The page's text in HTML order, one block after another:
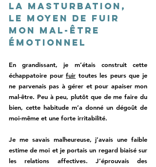
La masturbation,
le moyen de fuir
mon mal-être
émotionnel
En grandissant, je m’étais construit cette
échappatoire pour fuir toutes les peurs que je
ne parvenais pas à gérer et pour apaiser mon
mal-être. Peu à peu, plutôt que de me faire du
bien, cette habitude m’a donné un dégoût de
moi-même et une forte irritabilité.
Je me savais malheureuse, j’avais une faible
estime de moi et je portais un regard biaisé sur
les relations affectives. J’éprouvais des